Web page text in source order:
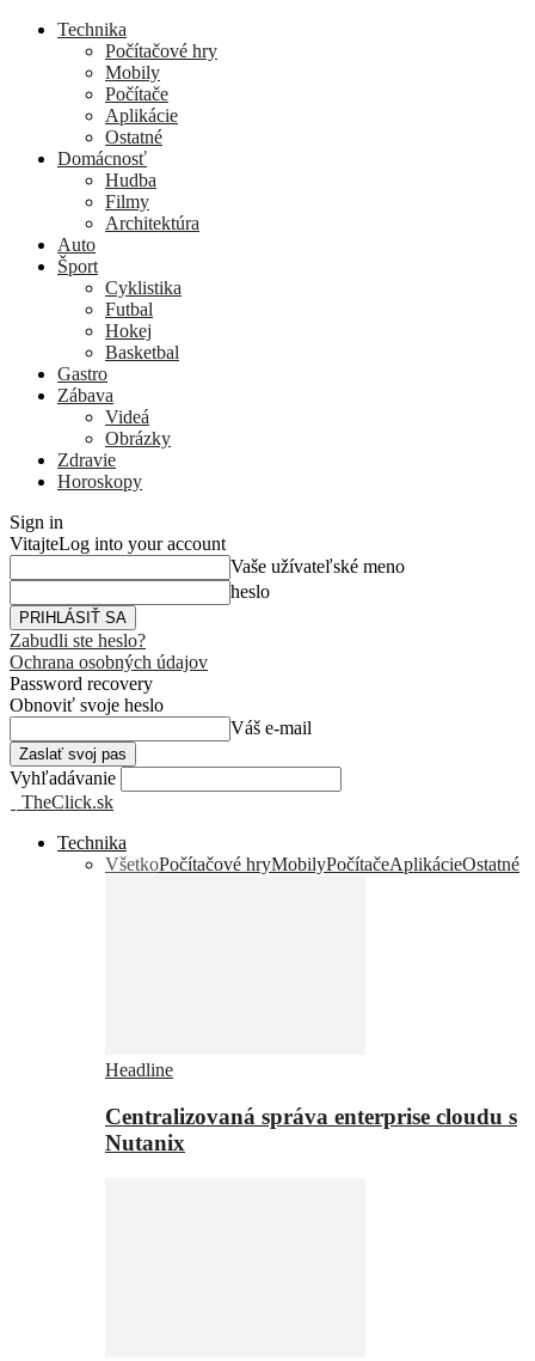
Technika
Počítačové hry
Mobily
Počítače
Aplikácie
Ostatné
Domácnosť
Hudba
Filmy
Architektúra
Auto
Šport
Cyklistika
Futbal
Hokej
Basketbal
Gastro
Zábava
Videá
Obrázky
Zdravie
Horoskopy
Sign in
VitajteLog into your account
Vaše užívateľské meno
heslo
Zabudli ste heslo?
Ochrana osobných údajov
Password recovery
Obnoviť svoje heslo
Váš e-mail
Vyhľadávanie
TheClick.sk
Technika
VšetkoPočítačové hryMobilyPočítačeAplikácieOstatné
Headline
Centralizovaná správa enterprise cloudu s
Nutanix